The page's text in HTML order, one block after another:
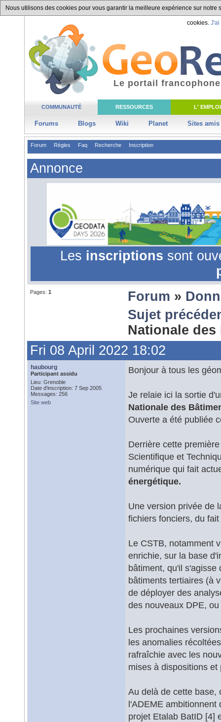
Nous utilisons des cookies pour vous garantir la meilleure expérience sur
cookies. J'ai
COMMUNAUTÉ RESSOURCES L' EMPLOI
Forums Blogs Wiki Planet Sites amis
Le portail
Forum Règles Faq Recherche Inscription
Annonce
Les inscriptions sont
Pages: 1 Forum »
Sujet
Nationale
Fri 08 April 2022 18:02
haubourg
Participant assidu
Lieu: Grenoble
Date d'inscription: 7 Sep 2005
Messages: 256
Site web
Bonjour à tous les
Je relaie ici la sortie
Nationale des
Ouverte a été publiée
Derrière cette
Scientifique et
numérique qui fait
énergétique.
Une version privée de
fichiers fonciers, du
Le CSTB, notamment
enrichie, sur la base
bâtiment, qu'il
bâtiments tertiaires (à
de déployer des
des nouveaux DPE,
Les prochaines
les anomalies
rafraîchie avec les
mises à dispositions
Au delà de cette base,
l'ADEME
projet Etalab BatID [4]